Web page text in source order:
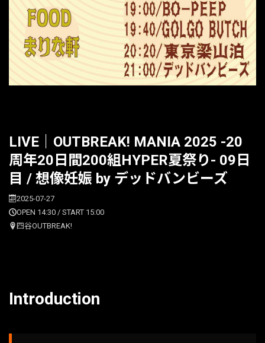
LIVE｜OUTBREAK! MANIA 2025 -20
周年20日間200組HYPER夏祭り- 09日
目 / 想像妊娠 by デッドバンビーズ
2025-07-27
OPEN 14:30 / START 15:00
四谷OUTBREAK!
Introduction